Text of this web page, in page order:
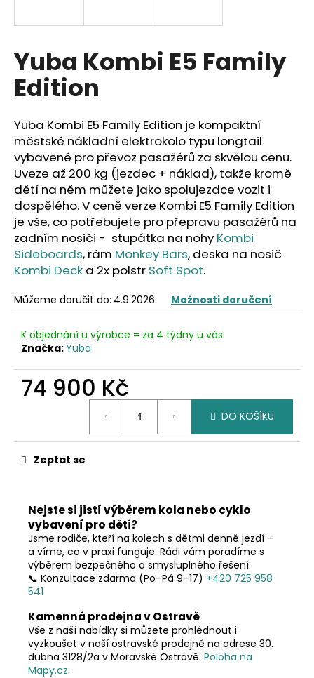
Yuba Kombi E5 Family
Edition
Yuba Kombi E5 Family Edition je kompaktní
městské nákladní elektrokolo typu longtail
vybavené pro převoz pasažérů za skvělou cenu.
Uveze až 200 kg (jezdec + náklad), takže kromě
dětí na něm můžete jako spolujezdce vozit i
dospělého. V ceně verze Kombi E5 Family Edition
je vše, co potřebujete pro přepravu pasažérů na
zadním nosiči - stupátka na nohy Kombi
Sideboards, rám Monkey Bars, deska na nosič
Kombi Deck a 2x polstr Soft Spot.
Můžeme doručit do: 4.9.2026 Možnosti doručení
K objednání u výrobce = za 4 týdny u vás
Značka:Yuba
74 900 Kč
DO KOŠÍKU
Zeptat se
Nejste si jistí výběrem kola nebo cyklo
vybavení pro děti?
Jsme rodiče, kteří na kolech s dětmi denně jezdí –
a víme, co v praxi funguje. Rádi vám poradíme s
výběrem bezpečného a smysluplného řešení.
📞 Konzultace zdarma (Po–Pá 9–17) +420 725 958
541
Kamenná prodejna v Ostravě
Vše z naší nabídky si můžete prohlédnout i
vyzkoušet v naší ostravské prodejně na adrese 30.
dubna 3128/2a v Moravské Ostravě. Poloha na
Mapy.cz.
í
t
?
HLEDAT
D
o
p
o
u
č
u
m